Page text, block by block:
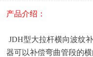
产品介绍：
JDH型大拉杆横向波纹
器可以补偿弯曲管段的